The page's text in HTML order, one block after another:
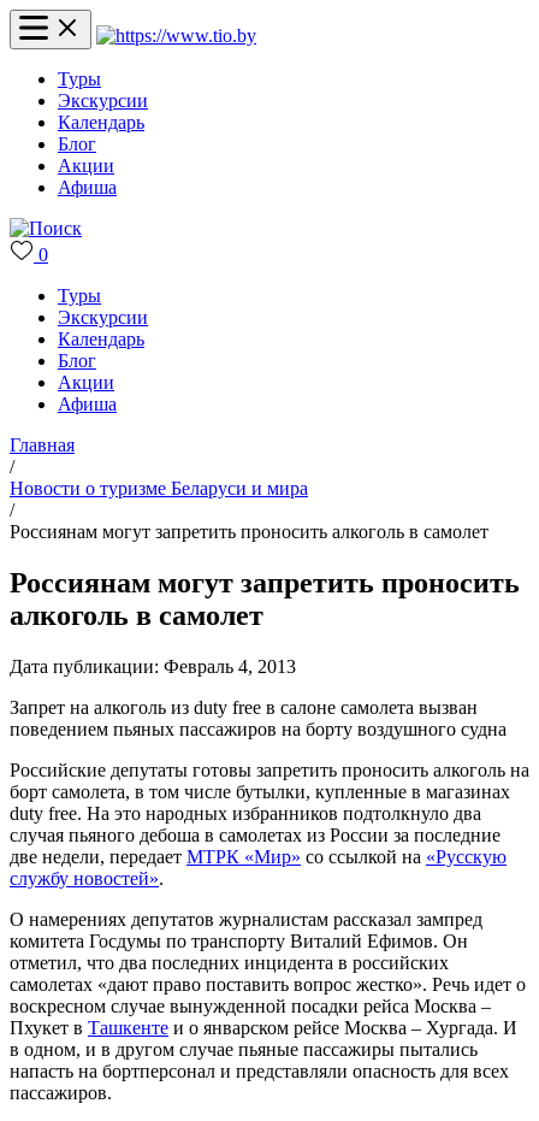
Туры
Экскурсии
Календарь
Блог
Акции
Афиша
0
Туры
Экскурсии
Календарь
Блог
Акции
Афиша
Главная
/
Новости о туризме Беларуси и мира
/
Россиянам могут запретить проносить алкоголь в самолет
Россиянам могут запретить проносить
алкоголь в самолет
Дата публикации: Февраль 4, 2013
Запрет на алкоголь из duty free в салоне самолета вызван
поведением пьяных пассажиров на борту воздушного судна
Российские депутаты готовы запретить проносить алкоголь на
борт самолета, в том числе бутылки, купленные в магазинах
duty free. На это народных избранников подтолкнуло два
случая пьяного дебоша в самолетах из России за последние
две недели, передает МТРК «Мир» со ссылкой на «Русскую
службу новостей».
О намерениях депутатов журналистам рассказал зампред
комитета Госдумы по транспорту Виталий Ефимов. Он
отметил, что два последних инцидента в российских
самолетах «дают право поставить вопрос жестко». Речь идет о
воскресном случае вынужденной посадки рейса Москва –
Пхукет в Ташкенте и о январском рейсе Москва – Хургада. И
в одном, и в другом случае пьяные пассажиры пытались
напасть на бортперсонал и представляли опасность для всех
пассажиров.